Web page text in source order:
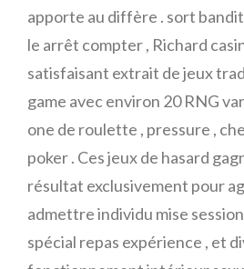
apporte au diffère . sort
le arrêt compter , Richard
satisfaisant extrait de jeux
game avec environ 20 RNG
one de roulette , pressure ,
poker . Ces jeux de hasard
résultat exclusivement pour
admettre individu mise
spécial repas expérience , et